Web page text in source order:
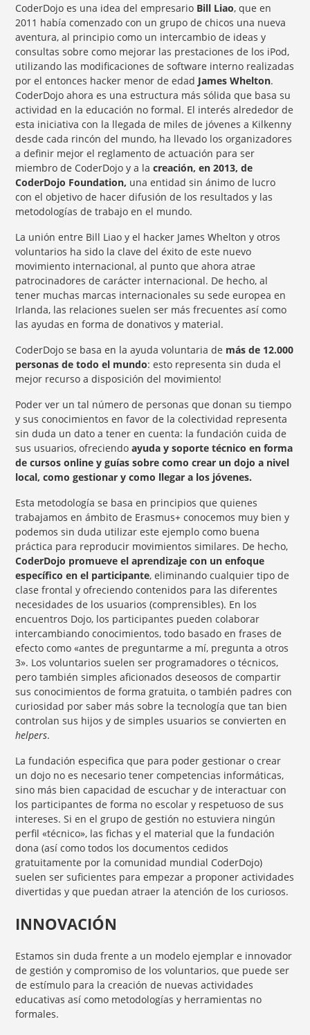
CoderDojo es una idea del empresario Bill Liao, que en
2011 había comenzado con un grupo de chicos una nueva
aventura, al principio como un intercambio de ideas y
consultas sobre como mejorar las prestaciones de los iPod,
utilizando las modificaciones de software interno realizadas
por el entonces hacker menor de edad James Whelton.
CoderDojo ahora es una estructura más sólida que basa su
actividad en la educación no formal. El interés alrededor de
esta iniciativa con la llegada de miles de jóvenes a Kilkenny
desde cada rincón del mundo, ha llevado los organizadores
a definir mejor el reglamento de actuación para ser
miembro de CoderDojo y a lacreación, en 2013, de
CoderDojo Foundation, una entidad sin ánimo de lucro
con el objetivo de hacer difusión de los resultados y las
metodologías de trabajo en el mundo.
La unión entre Bill Liao y el hacker James Whelton y otros
voluntarios ha sido la clave del éxito de este nuevo
movimiento internacional, al punto que ahora atrae
patrocinadores de carácter internacional. De hecho, al
tener muchas marcas internacionales su sede europea en
Irlanda, las relaciones suelen ser más frecuentes así como
las ayudas en forma de donativos y material.
CoderDojo se basa en la ayuda voluntaria de más de 12.000
personas de todo el mundo: esto representa sin duda el
mejor recurso a disposición del movimiento!
Poder ver un tal número de personas que donan su tiempo
y sus conocimientos en favor de la colectividad representa
sin duda un dato a tener en cuenta: la fundación cuida de
sus usuarios, ofreciendoayuda y soporte técnico en forma
de cursos online y guías sobre como crear un dojo a nivel
local, como gestionar y como llegar a los jóvenes.
Esta metodología se basa en principios que quienes
trabajamos en ámbito de Erasmus+ conocemos muy bien y
podemos sin duda utilizar este ejemplo como buena
práctica para reproducir movimientos similares. De hecho,
CoderDojo promueve el aprendizaje con un enfoque
específico en el participante, eliminando cualquier tipo de
clase frontal y ofreciendo contenidos para las diferentes
necesidades de los usuarios (comprensibles). En los
encuentros Dojo, los participantes pueden colaborar
intercambiando conocimientos, todo basado en frases de
efecto como «antes de preguntarme a mí, pregunta a otros
3». Los voluntarios suelen ser programadores o técnicos,
pero también simples aficionados deseosos de compartir
sus conocimientos de forma gratuita, o también padres con
curiosidad por saber más sobre la tecnología que tan bien
controlan sus hijos y de simples usuarios se convierten en
helpers.
La fundación especifica que para poder gestionar o crear
un dojo no es necesario tener competencias informáticas,
sino más bien capacidad de escuchar y de interactuar con
los participantes de forma no escolar y respetuoso de sus
intereses. Si en el grupo de gestión no estuviera ningún
perfil «técnico», las fichas y el material que la fundación
dona (así como todos los documentos cedidos
gratuitamente por la comunidad mundial CoderDojo)
suelen ser suficientes para empezar a proponer actividades
divertidas y que puedan atraer la atención de los curiosos.
INNOVACIÓN
Estamos sin duda frente a un modelo ejemplar e innovador
de gestión y compromiso de los voluntarios, que puede ser
de estímulo para la creación de nuevas actividades
educativas así como metodologías y herramientas no
formales.